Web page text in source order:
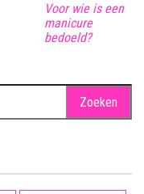
Voor wie is een
manicure
bedoeld?